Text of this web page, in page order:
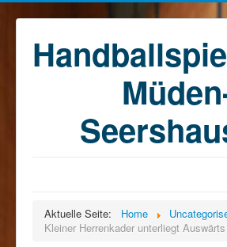
Teams
Aktuelle Seite: Home
Kleiner Herrenkader unterliegt Auswärts